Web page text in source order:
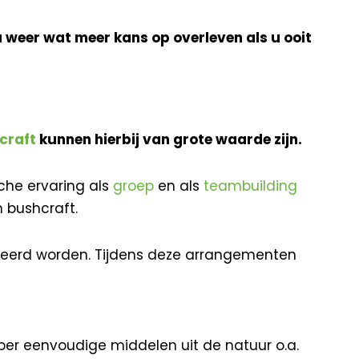
weer wat meer kans op overleven als u ooit
kunnen hierbij van grote waarde zijn.
ervaring als groep en als teambuilding
bushcraft.
worden. Tijdens deze arrangementen
eenvoudige middelen uit de natuur o.a.